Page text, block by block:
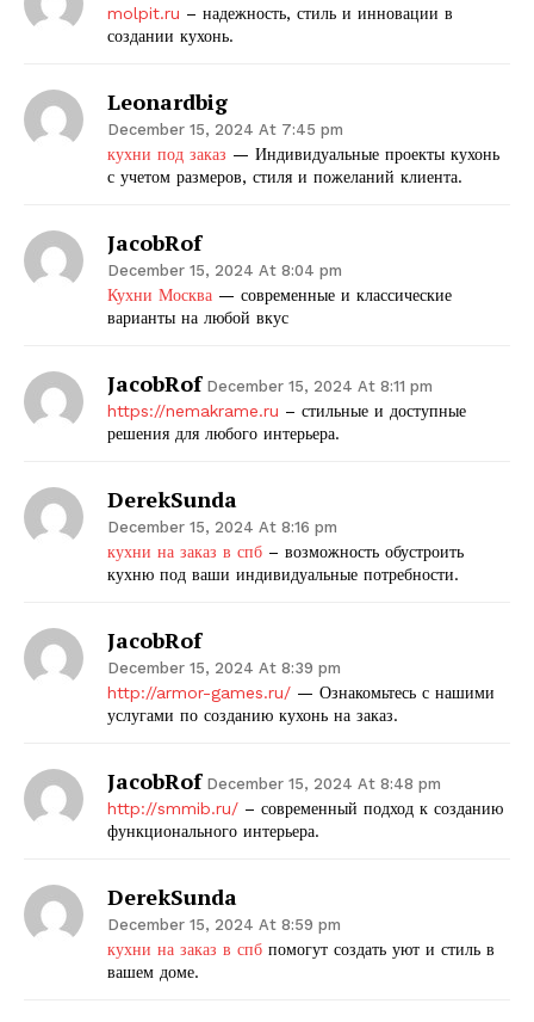
SUBSCRIBE NOW
Company
Contact Us
Privacy Policy
molpit.ru – надежность, стиль и инновации в
создании кухонь.
Leonardbig
December 15, 2024 At 7:45 pm
кухни под заказ — Индивидуальные проекты кухонь
с учетом размеров, стиля и пожеланий клиента.
JacobRof
December 15, 2024 At 8:04 pm
Кухни Москва — современные и классические
варианты на любой вкус
JacobRof December 15, 2024 At 8:11 pm
https://nemakrame.ru – стильные и доступные
решения для любого интерьера.
DerekSunda
December 15, 2024 At 8:16 pm
кухни на заказ в спб – возможность обустроить
кухню под ваши индивидуальные потребности.
JacobRof
December 15, 2024 At 8:39 pm
http://armor-games.ru/ — Ознакомьтесь с нашими
услугами по созданию кухонь на заказ.
JacobRof December 15, 2024 At 8:48 pm
http://smmib.ru/ – современный подход к созданию
функционального интерьера.
DerekSunda
December 15, 2024 At 8:59 pm
кухни на заказ в спб помогут создать уют и стиль в
вашем доме.